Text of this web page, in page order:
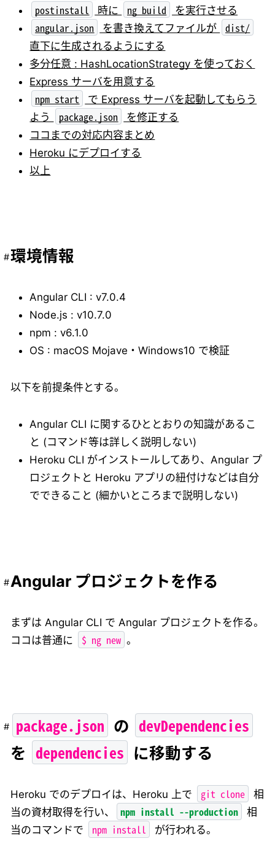
postinstall 時に ng build を実行させる
angular.json を書き換えてファイルが dist/
直下に生成されるようにする
多分任意 : HashLocationStrategy を使っておく
Express サーバを用意する
npm start
で Express サーバを起動してもらう
よう
package.json
を修正する
ココまでの対応内容まとめ
Heroku にデプロイする
以上
環境情報
Angular CLI : v7.0.4
Node.js : v10.7.0
npm : v6.1.0
OS : macOS Mojave・Windows10 で検証
以下を前提条件とする。
Angular CLI に関するひととおりの知識があるこ
と (コマンド等は詳しく説明しない)
Heroku CLI がインストールしてあり、Angular プ
ロジェクトと Heroku アプリの紐付けなどは自分
でできること (細かいところまで説明しない)
Angular プロジェクトを作る
まずは Angular CLI で Angular プロジェクトを作る。
ココは普通に
$ ng new 。
package.json の devDependencies
を dependencies に移動する
Heroku でのデプロイは、Heroku 上で git clone
相
当の資材取得を行い、
npm install --production
相
当のコマンドで
npm install が行われる。